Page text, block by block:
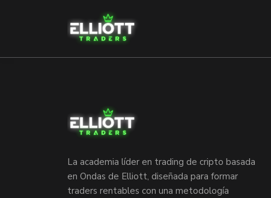
La academia líder en trading de cripto basada
en Ondas de Elliott, diseñada para formar
traders rentables con una metodología